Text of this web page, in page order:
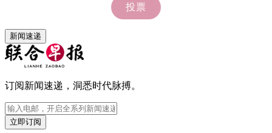
新闻速递
订阅新闻速递，洞悉时代脉搏。
立即订阅